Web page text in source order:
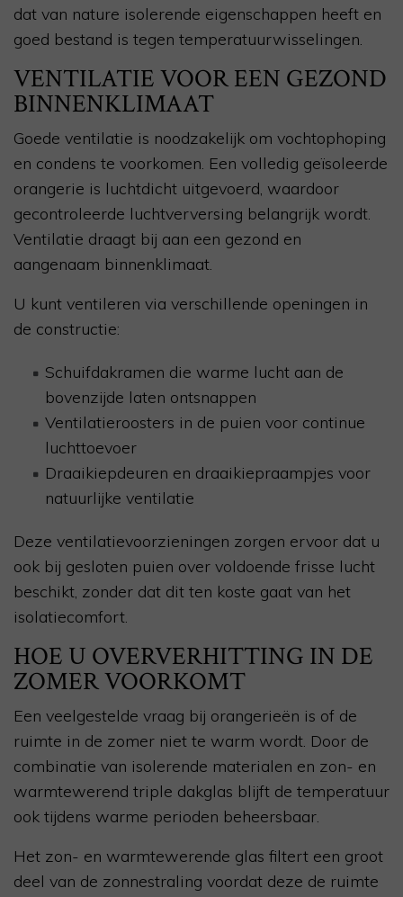
dat van nature isolerende eigenschappen heeft en
goed bestand is tegen temperatuurwisselingen.
VENTILATIE VOOR EEN GEZOND
BINNENKLIMAAT
Goede ventilatie is noodzakelijk om vochtophoping
en condens te voorkomen. Een volledig geïsoleerde
orangerie is luchtdicht uitgevoerd, waardoor
gecontroleerde luchtverversing belangrijk wordt.
Ventilatie draagt bij aan een gezond en
aangenaam binnenklimaat.
U kunt ventileren via verschillende openingen in
de constructie:
Schuifdakramen die warme lucht aan de
bovenzijde laten ontsnappen
Ventilatieroosters in de puien voor continue
luchttoevoer
Draaikiepdeuren en draaikiepraampjes voor
natuurlijke ventilatie
Deze ventilatievoorzieningen zorgen ervoor dat u
ook bij gesloten puien over voldoende frisse lucht
beschikt, zonder dat dit ten koste gaat van het
isolatiecomfort.
HOE U OVERVERHITTING IN DE
ZOMER VOORKOMT
Een veelgestelde vraag bij orangerieën is of de
ruimte in de zomer niet te warm wordt. Door de
combinatie van isolerende materialen en zon- en
warmtewerend triple dakglas blijft de temperatuur
ook tijdens warme perioden beheersbaar.
Het zon- en warmtewerende glas filtert een groot
deel van de zonnestraling voordat deze de ruimte